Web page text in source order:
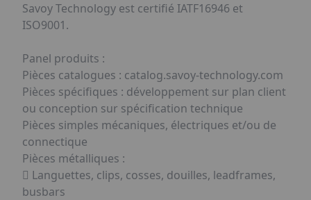
Savoy Technology est certifié IATF16946 et
ISO9001.
Panel produits :
Pièces catalogues : catalog.savoy-technology.com
Pièces spécifiques : développement sur plan client
ou conception sur spécification technique
Pièces simples mécaniques, électriques et/ou de
connectique
Pièces métalliques :
 Languettes, clips, cosses, douilles, leadframes,
busbars